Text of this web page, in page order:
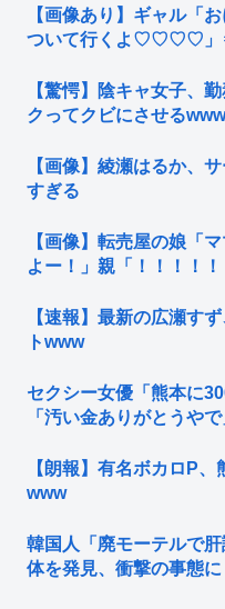
【画像あり】ギャル「
ついて行くよ♡♡♡♡
【驚愕】陰キャ女子、
クってクビにさせるwww
【画像】綾瀬はるか、
すぎる
【画像】転売屋の娘「
よー！」親「！！！！！
【速報】最新の広瀬す
トwww
セクシー女優「熊本に
「汚い金ありがとうや
【朗報】有名ボカロP
www
韓国人「廃モーテルで
体を発見、衝撃の事態に